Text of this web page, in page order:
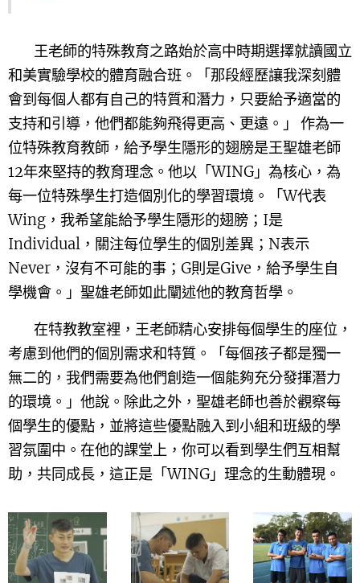
王老師的特殊教育之路始於高中時期選擇就讀國立
和美實驗學校的體育融合班。「那段經歷讓我深刻體
會到每個人都有自己的特質和潛力，只要給予適當的
支持和引導，他們都能夠飛得更高、更遠。」 作為一
位特殊教育教師，給予學生隱形的翅膀是王聖雄老師
12年來堅持的教育理念。他以「WING」為核心，為
每一位特殊學生打造個別化的學習環境。「W代表
Wing，我希望能給予學生隱形的翅膀；I是
Individual，關注每位學生的個別差異；N表示
Never，沒有不可能的事；G則是Give，給予學生自
學機會。」聖雄老師如此闡述他的教育哲學。
在特教教室裡，王老師精心安排每個學生的座位，
考慮到他們的個別需求和特質。「每個孩子都是獨一
無二的，我們需要為他們創造一個能夠充分發揮潛力
的環境。」他說。除此之外，聖雄老師也善於觀察每
個學生的優點，並將這些優點融入到小組和班級的學
習氛圍中。在他的課堂上，你可以看到學生們互相幫
助，共同成長，這正是「WING」理念的生動體現。